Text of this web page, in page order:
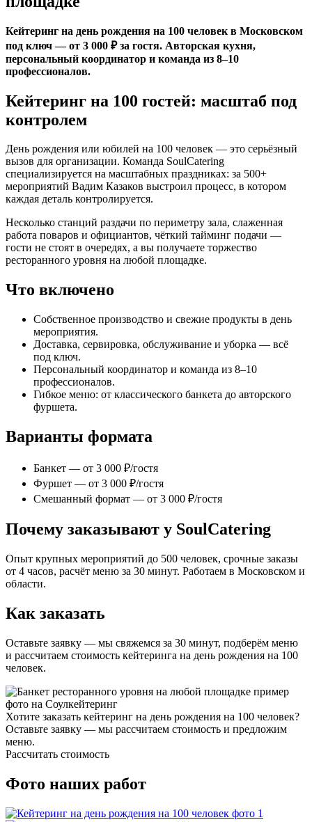
Кейтеринг на день рождения на 100 человек в Московском
под ключ — от 3 000 ₽ за гостя. Авторская кухня,
персональный координатор и команда из 8–10
профессионалов.
Кейтеринг на 100 гостей: масштаб под
контролем
День рождения или юбилей на 100 человек — это серьёзный
вызов для организации. Команда SoulCatering
специализируется на масштабных праздниках: за 500+
мероприятий Вадим Казаков выстроил процесс, в котором
каждая деталь контролируется.
Несколько станций раздачи по периметру зала, слаженная
работа поваров и официантов, чёткий тайминг подачи —
гости не стоят в очередях, а вы получаете торжество
ресторанного уровня на любой площадке.
Что включено
Собственное производство и свежие продукты в день
мероприятия.
Доставка, сервировка, обслуживание и уборка — всё
под ключ.
Персональный координатор и команда из 8–10
профессионалов.
Гибкое меню: от классического банкета до авторского
фуршета.
Варианты формата
Банкет — от 3 000 ₽/гостя
Фуршет — от 3 000 ₽/гостя
Смешанный формат — от 3 000 ₽/гостя
Почему заказывают у SoulCatering
Опыт крупных мероприятий до 500 человек, срочные заказы
от 4 часов, расчёт меню за 30 минут. Работаем в Московском и
области.
Как заказать
Оставьте заявку — мы свяжемся за 30 минут, подберём меню
и рассчитаем стоимость кейтеринга на день рождения на 100
человек.
Хотите заказать кейтеринг на день рождения на 100 человек?
Оставьте заявку — мы рассчитаем стоимость и предложим
меню.
Рассчитать стоимость
Фото наших работ